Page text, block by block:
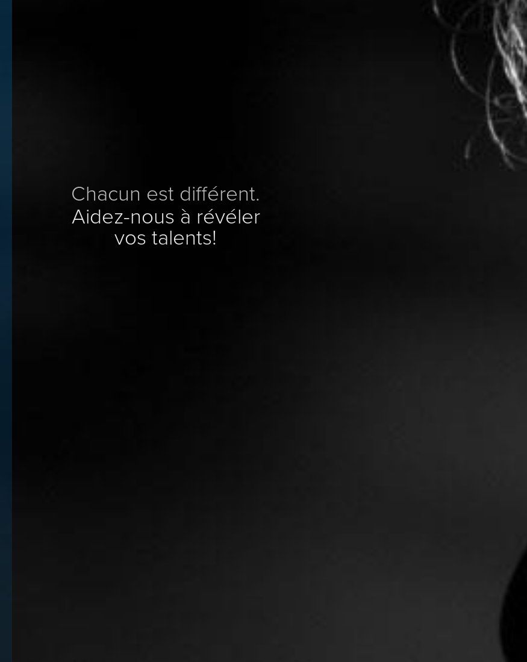
Chacun est différent.
Aidez-nous à révéler
vos talents!
Chaque personne est
le point de départ
Cap sur la qualité.
What makes us
special
Is you.